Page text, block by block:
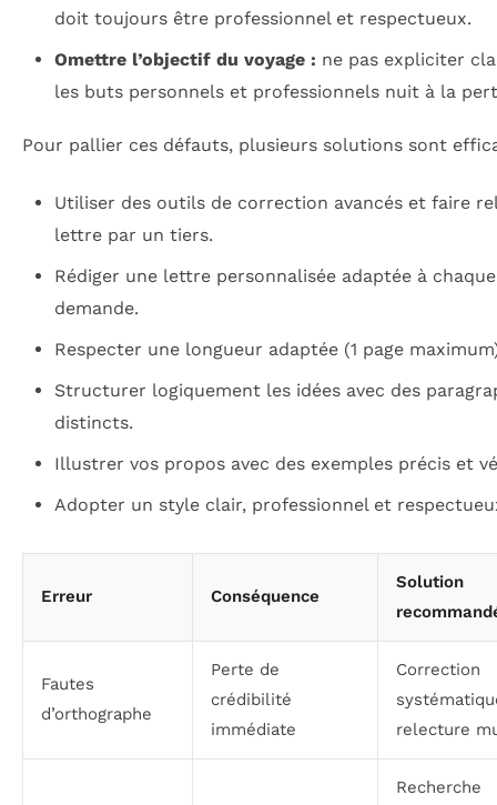
doit toujours être professionnel et respectueux.
Omettre l’objectif du voyage : ne pas expliciter
les buts personnels et professionnels nuit à la
Pour pallier ces défauts, plusieurs solutions sont
Utiliser des outils de correction avancés et faire
lettre par un tiers.
Rédiger une lettre personnalisée adaptée à chaque
demande.
Respecter une longueur adaptée (1 page
Structurer logiquement les idées avec des
distincts.
Illustrer vos propos avec des exemples précis et
Adopter un style clair, professionnel et
Erreur Conséquence
Solution
Fautes
d’orthographe
Perte de
crédibilité
immédiate
Correction
relecture
Recherche